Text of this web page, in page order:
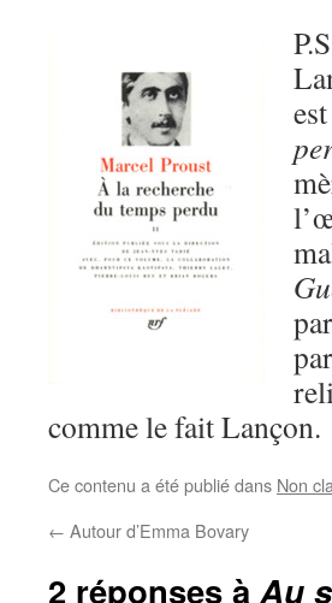
comme le fait Lançon.
Ce contenu a été publié dans Non
← Autour d’Emma Bovary
2 réponses àAu